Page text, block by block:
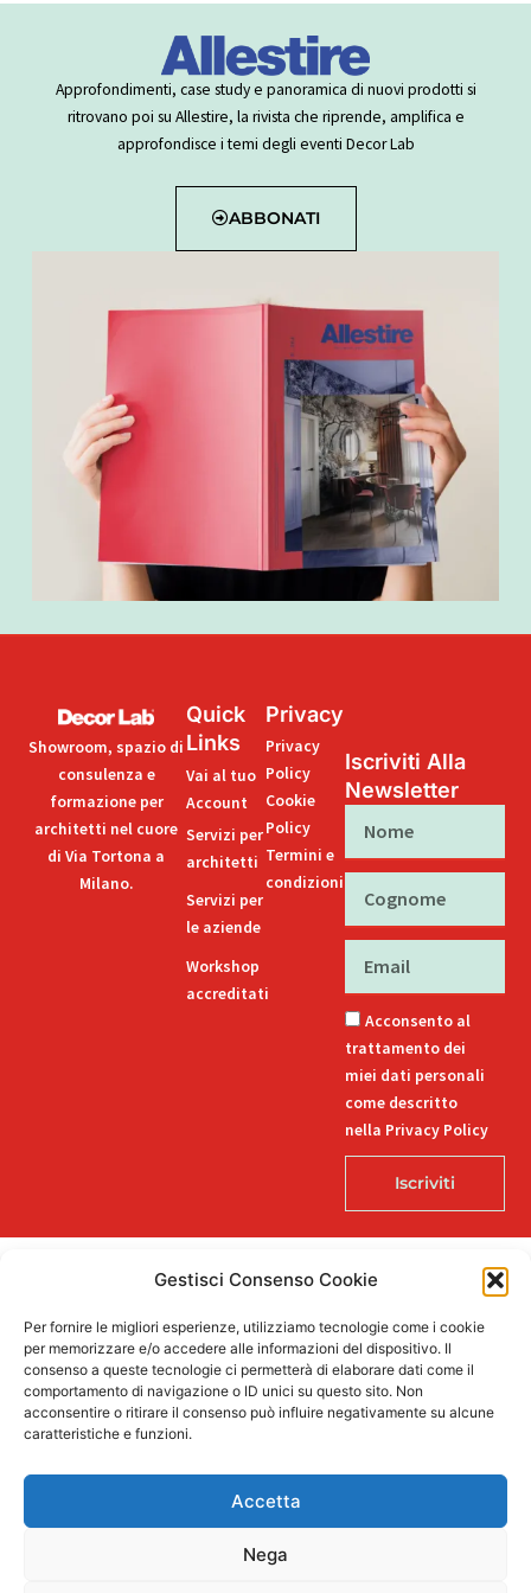
Gestisci Consenso Cookie
Per fornire le migliori esperienze, utilizziamo tecnologie come i cookie
per memorizzare e/o accedere alle informazioni del dispositivo. Il
consenso a queste tecnologie ci permetterà di elaborare dati come il
comportamento di navigazione o ID unici su questo sito. Non
acconsentire o ritirare il consenso può influire negativamente su alcune
caratteristiche e funzioni.
Accetta
Nega
Approfondimenti, case study e panoramica di nuovi prodotti si
ritrovano poi su Allestire, la rivista che riprende, amplifica e
approfondisce i temi degli eventi Decor Lab
ABBONATI
Showroom, spazio di
consulenza e
formazione per
architetti nel cuore
di Via Tortona a
Milano.
Quick
Links
Vai al tuo
Account
Servizi per
architetti
Servizi per
le aziende
Workshop
accreditati
Privacy
Privacy
Policy
Cookie
Policy
Termini e
condizioni
Iscriviti Alla
Newsletter
Acconsento al
trattamento dei
miei dati personali
come descritto
nella Privacy Policy
Iscriviti
Buozzi 12, 39100 Bolzano – P.IVA/CF 02757850215
L
i
n
k
e
-
F
a
c
e
-
I
n
s
t
a
m
T
i
k
t
P
i
n
t
t
n. 71.06.2024.00548 Provvedimento concessivo: decreto del
12.11.2024, n. 18632/2024